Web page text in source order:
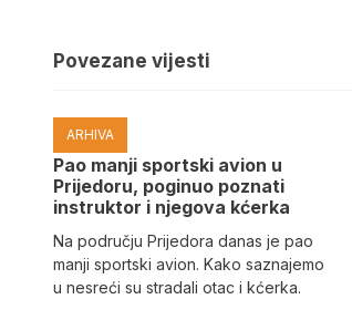
Povezane vijesti
ARHIVA
Pao manji sportski avion u
Prijedoru, poginuo poznati
instruktor i njegova kćerka
Na području Prijedora danas je pao
manji sportski avion. Kako saznajemo
u nesreći su stradali otac i kćerka.